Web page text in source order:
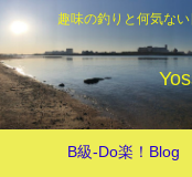
趣味の釣りと何気な
B級-Do楽！Blog